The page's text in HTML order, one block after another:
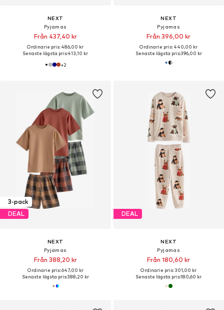
NEXT
Pyjamas
Från 437,40 kr
Ordinarie pris: 486,00 kr
Senaste lägsta pris:413,10 kr
+2
NEXT
Pyjamas
Från 396,00 kr
Ordinarie pris: 440,00 kr
Senaste lägsta pris:396,00 kr
3-pack
DEAL
NEXT
Pyjamas
Från 388,20 kr
Ordinarie pris: 647,00 kr
Senaste lägsta pris:388,20 kr
DEAL
NEXT
Pyjamas
Från 180,60 kr
Ordinarie pris: 301,00 kr
Senaste lägsta pris:180,60 kr